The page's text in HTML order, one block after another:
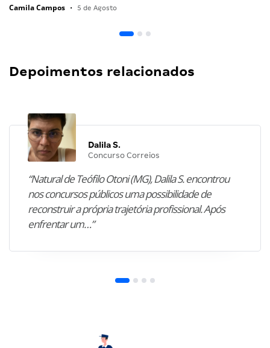
Camila Campos • 5 de Agosto
Depoimentos relacionados
Dalila S.
Concurso Correios
“Natural de Teófilo Otoni (MG), Dalila S. encontrou
nos concursos públicos uma possibilidade de
reconstruir a própria trajetória profissional. Após
enfrentar um…”